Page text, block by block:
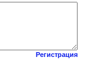
Регистрация